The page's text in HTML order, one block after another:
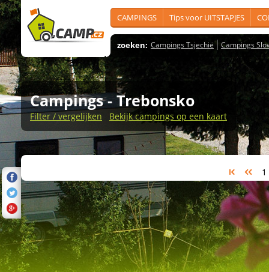
CAMPINGS Tips voor UITSTAPJES
zoeken: Campings Tsjechië Campings
Campings - Trebonsko
Filter / vergelijken Bekijk campings op een kaart
1